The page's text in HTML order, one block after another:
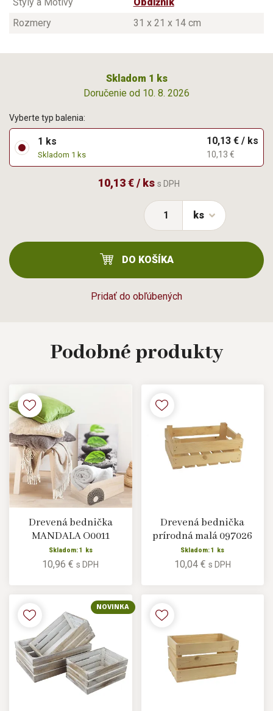
Štýly a Motívy
Obdĺžnik
Rozmery
31 x 21 x 14 cm
Skladom 1 ks
Doručenie od 10. 8. 2026
Pridať do obľúbených
Vyberte typ balenia:
1 ks
Skladom 1 ks
10,13 € / ks
10,13 €
10,13 € / ks s DPH
ks
DO KOŠÍKA
Podobné produkty
Drevená bednička
MANDALA O0011
Skladom: 1 ks
10,96 €s DPH
Drevená bednička
prírodná malá 097026
Skladom: 1 ks
10,04 € s DPH
NOVINKA